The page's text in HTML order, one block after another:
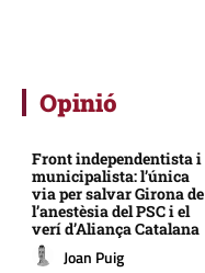
Opinió
Front independentista i
municipalista: l’única
via per salvar Girona de
l’anestèsia del PSC i el
verí d’Aliança Catalana
Joan Puig